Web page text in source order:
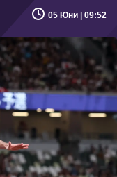
05 Юни | 09:52